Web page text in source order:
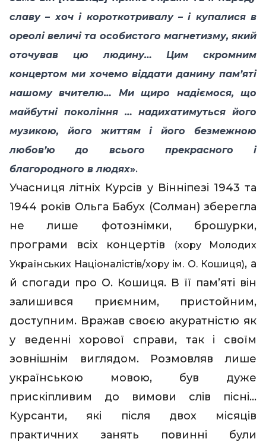
славу – хоч і короткотривалу – і купалися в
ореолі величі та особистого магнетизму, який
оточував цю людину… Цим скромним
концертом ми хочемо віддати данину пам’яті
нашому вчителю… Ми щиро надіємося, що
майбутні покоління … надихатимуться його
музикою, його життям і його безмежною
любов’ю до всього прекрасного і
благородного в людях».
Учасниця літніх Курсів у Вінніпезі 1943 та
1944 років Ольга Бабух (Солман) зберегла
не лише фотознімки, брошурки,
програми всіх концертів
(хору Молодих
Українських Націоналістів/хору ім. О. Кошиця), а
й спогади про О. Кошиця. В її пам’яті він
залишився приємним, пристойним,
доступним. Вражав своєю акуратністю як
у веденні хорової справи, так і своїм
зовнішнім виглядом. Розмовляв лише
українською мовою, був дуже
прискіпливим до вимови слів пісні…
Курсанти, які після двох місяців
практичних занять повинні були